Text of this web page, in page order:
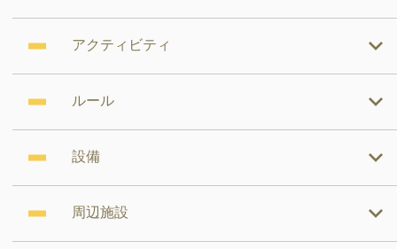
アクティビティ
ルール
設備
周辺施設